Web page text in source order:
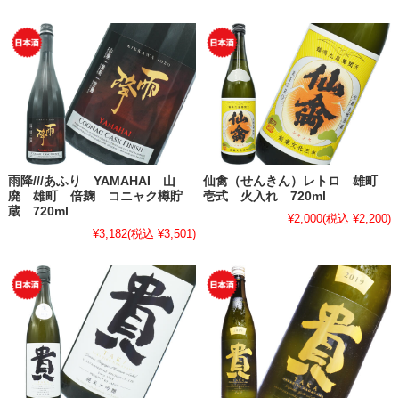
雨降///あふり YAMAHAI 山
廃 雄町 倍麹 コニャク樽貯
蔵 720ml
¥3,182(税込 ¥3,501)
仙禽（せんきん）レトロ 雄町
壱式 火入れ 720ml
¥2,000(税込 ¥2,200)